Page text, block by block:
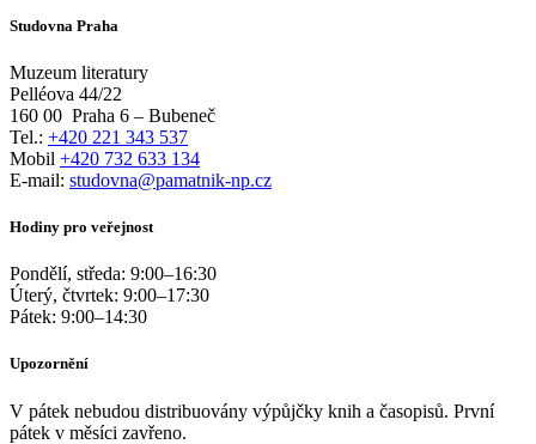
Studovna Praha
Muzeum literatury
Pelléova 44/22
160 00 Praha 6 – Bubeneč
Tel.: +420 221 343 537
Mobil +420 732 633 134
E-mail: studovna@pamatnik-np.cz
Hodiny pro veřejnost
Pondělí, středa: 9:00–16:30
Úterý, čtvrtek: 9:00–17:30
Pátek: 9:00–14:30
Upozornění
V pátek nebudou distribuovány výpůjčky knih a časopisů. První
pátek v měsíci zavřeno.